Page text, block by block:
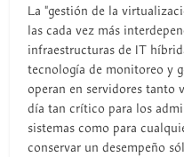
La "gestión de la
las cada vez más
infraestructuras de IT
tecnología de monitoreo y
operan en servidores tanto
día tan crítico para los
sistemas como para
conservar un desempeño